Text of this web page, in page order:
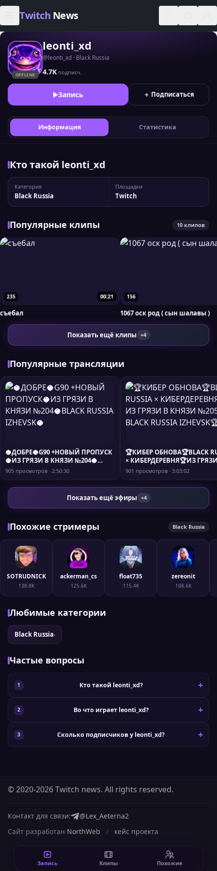
Skip to content
Twitch News
Запись Клипы Похожие
OFFLINE
leonti_xd
@leonti_xd · Black Russia
4.7K подписч.
Запись ＋ Подписаться
Информация Статистика
Кто такой leonti_xd
Категория
Black Russia
Площадки
Twitch
Популярные клипы 10 клипов
00:21
235
съебал
156
1067 оск род ( сын шалавы )
Показать ещё клипы +4
Популярные трансляции
🥥ДОБРЕ🥥G90 +НОВЫЙ ПРОПУСК
🥥ИЗ ГРЯЗИ В КНЯЗИ №204🥥
BLACK RUSSIA IZHEVSK🥥
905 просмотров · 2:50:30
🏆КИБЕР ОБНОВА🏆BLACK
× КИБЕРДЕРЕВНЯ🏆ИЗ
КНЯЗИ №205🏆BLACK RUSSIA
IZHEVSK🏆
901 просмотров · 3:03:02
Показать ещё эфиры +4
Похожие стримеры Black Russia
SOTRUDNICK
138.8K
ackerman_cs
125.6K
float735
115.4K
zereonit
108.6K
Любимые категории
Black Russia›
Частые вопросы
Кто такой leonti_xd?
Во что играет leonti_xd?
Сколько подписчиков у leonti_xd?
© 2020-2026 Twitch news. All rights reserved.
Контакт для связи:
@Lex_Aeterna2
Сайт разработан NorthWeb / кейс проекта